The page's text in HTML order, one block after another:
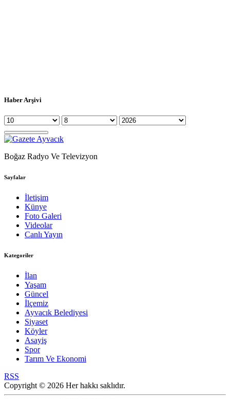
Haber Arşivi
Boğaz Radyo Ve Televizyon
Sayfalar
İletişim
Künye
Foto Galeri
Videolar
Canlı Yayın
Kategoriler
İlan
Yaşam
Güncel
İlçemiz
Ayvacık Belediyesi
Siyaset
Köyler
Asayiş
Spor
Tarım Ve Ekonomi
RSS
Copyright © 2026 Her hakkı saklıdır.